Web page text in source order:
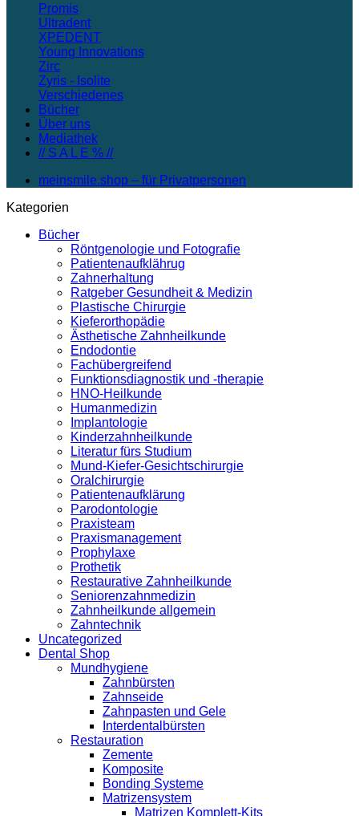
Promis
Ultradent
XPEDENT
Young Innovations
Zirc
Zyris - Isolite
Verschiedenes
Bücher
Über uns
Mediathek
// S A L E % //
meinsmile.shop – für Privatpersonen
Kategorien
Bücher
Röntgenologie und Fotografie
Patientenaufklährug
Zahnerhaltung
Ratgeber Gesundheit & Medizin
Plastische Chirurgie
Kieferorthopädie
Ästhetische Zahnheilkunde
Endodontie
Fachübergreifend
Funktionsdiagnostik und -therapie
HNO-Heilkunde
Humanmedizin
Implantologie
Kinderzahnheilkunde
Literatur fürs Studium
Mund-Kiefer-Gesichtschirurgie
Oralchirurgie
Patientenaufklärung
Parodontologie
Praxisteam
Praxismanagement
Prophylaxe
Prothetik
Restaurative Zahnheilkunde
Seniorenzahnmedizin
Zahnheilkunde allgemein
Zahntechnik
Uncategorized
Dental Shop
Mundhygiene
Zahnbürsten
Zahnseide
Zahnpasten und Gele
Interdentalbürsten
Restauration
Zemente
Komposite
Bonding Systeme
Matrizensystem
Matrizen Komplett-Kits